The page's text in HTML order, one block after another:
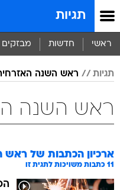
תגיות
ראשי חדשות מבזקים
תגיות ראש השנה
ראש השנה
ארכיון הכתבות של ראש
11 כתבות משויכות לתגית זו